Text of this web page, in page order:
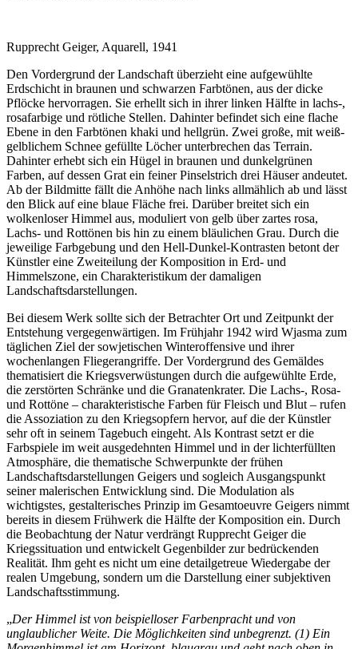
Rupprecht Geiger, Aquarell, 1941
Den Vordergrund der Landschaft überzieht eine aufgewühlte
Erdschicht in braunen und schwarzen Farbtönen, aus der dicke
Pflöcke hervorragen. Sie erhellt sich in ihrer linken Hälfte in lachs-,
rosafarbige und rötliche Stellen. Dahinter befindet sich eine flache
Ebene in den Farbtönen khaki und hellgrün. Zwei große, mit weiß-
gelblichem Schnee gefüllte Löcher unterbrechen das Terrain.
Dahinter erhebt sich ein Hügel in braunen und dunkelgrünen
Farben, auf dessen Grat ein feiner Pinselstrich drei Häuser andeutet.
Ab der Bildmitte fällt die Anhöhe nach links allmählich ab und lässt
den Blick auf eine blaue Fläche frei. Darüber breitet sich ein
wolkenloser Himmel aus, moduliert von gelb über zartes rosa,
Lachs- und Rottönen bis hin zu einem bläulichen Grau. Durch die
jeweilige Farbgebung und den Hell-Dunkel-Kontrasten betont der
Künstler eine Zweiteilung der Komposition in Erd- und
Himmelszone, ein Charakteristikum der damaligen
Landschaftsdarstellungen.
Bei diesem Werk sollte sich der Betrachter Ort und Zeitpunkt der
Entstehung vergegenwärtigen. Im Frühjahr 1942 wird Wjasma zum
täglichen Ziel der sowjetischen Winteroffensive und ihrer
wochenlangen Fliegerangriffe. Der Vordergrund des Gemäldes
thematisiert die Kriegsverwüstungen durch die aufgewühlte Erde,
die zerstörten Schränke und die Granatenkrater. Die Lachs-, Rosa-
und Rottöne – charakteristische Farben für Fleisch und Blut – rufen
die Assoziation zu den Kriegsopfern hervor, auf die der Künstler
sehr oft in seinem Tagebuch eingeht. Als Kontrast setzt er die
Farbspiele im weit ausgedehnten Himmel und in der lichterfüllten
Atmosphäre, die thematische Schwerpunkte der frühen
Landschaftsdarstellungen Geigers und sogleich Ausgangspunkt
seiner malerischen Entwicklung sind. Die Modulation als
wichtigstes, gestalterisches Prinzip im Gesamtoeuvre Geigers nimmt
bereits in diesem Frühwerk die Hälfte der Komposition ein. Durch
die Beobachtung der Natur verdrängt Rupprecht Geiger die
Kriegssituation und entwickelt Gegenbilder zur bedrückenden
Realität. Ihm geht es nicht um eine detailgetreue Wiedergabe der
realen Umgebung, sondern um die Darstellung einer subjektiven
Landschaftsstimmung.
„Der Himmel ist von beispielloser Farbenpracht und von
unglaublicher Weite. Die Möglichkeiten sind unbegrenzt. (1) Ein